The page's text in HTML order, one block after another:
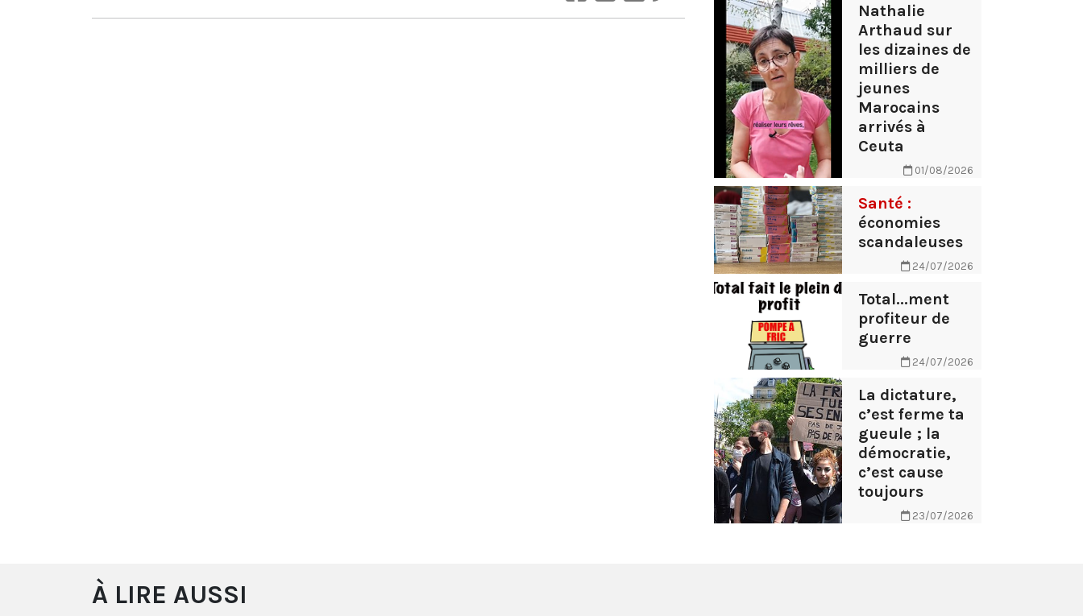
Nathalie
Arthaud sur
les dizaines de
milliers de
jeunes
Marocains
arrivés à
Ceuta
01/08/2026
Santé :
économies
scandaleuses
24/07/2026
Total...ment
profiteur de
guerre
24/07/2026
La dictature,
c’est ferme ta
gueule ; la
démocratie,
c’est cause
toujours
23/07/2026
À LIRE AUSSI